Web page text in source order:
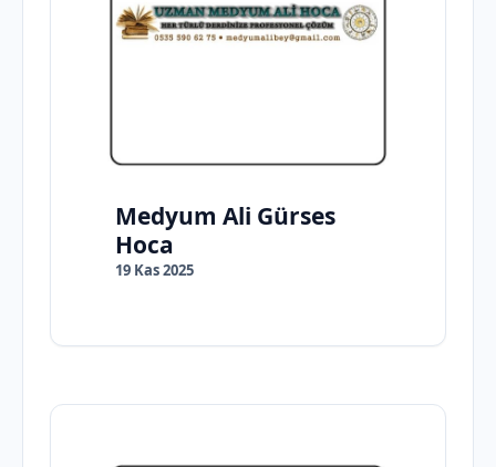
Medyum Ali Gürses
Hoca
19 Kas 2025